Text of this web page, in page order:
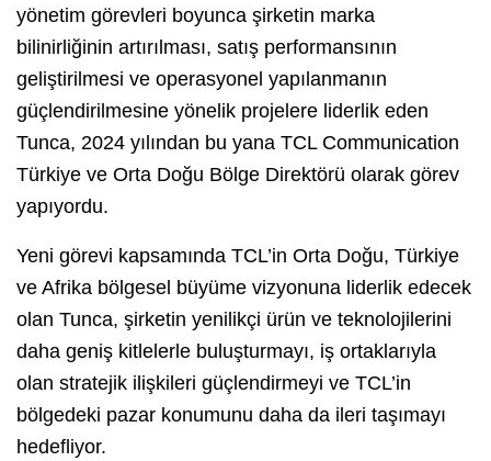
yönetim görevleri boyunca şirketin marka
bilinirliğinin artırılması, satış performansının
geliştirilmesi ve operasyonel yapılanmanın
güçlendirilmesine yönelik projelere liderlik eden
Tunca, 2024 yılından bu yana TCL Communication
Türkiye ve Orta Doğu Bölge Direktörü olarak görev
yapıyordu.
Yeni görevi kapsamında TCL’in Orta Doğu, Türkiye
ve Afrika bölgesel büyüme vizyonuna liderlik edecek
olan Tunca, şirketin yenilikçi ürün ve teknolojilerini
daha geniş kitlelerle buluşturmayı, iş ortaklarıyla
olan stratejik ilişkileri güçlendirmeyi ve TCL’in
bölgedeki pazar konumunu daha da ileri taşımayı
hedefliyor.